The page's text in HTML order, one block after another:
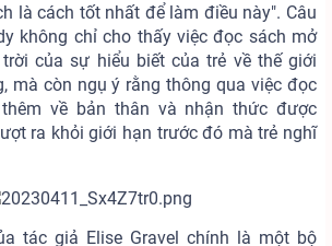
là cách tốt nhất để làm điều này". Câu
không chỉ cho thấy việc đọc sách mở
của sự hiểu biết của trẻ về thế giới
mà còn ngụ ý rằng thông qua việc đọc
về bản thân và nhận thức được
ra khỏi giới hạn trước đó mà trẻ nghĩ
tác giả Elise Gravel chính là một bộ